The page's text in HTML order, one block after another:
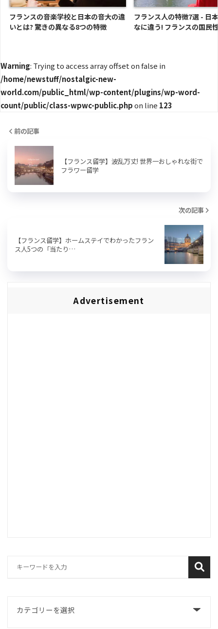
フランスの音楽学校と日本の音大の違
いとは? 驚きの異なる8つの特徴
フランス人の特徴7選 - 日
なに違う! フランスの国民
Warning: Trying to access array offset on false in
/home/newstuff/nostalgic-new-
world.com/public_html/wp-content/plugins/wp-word-
count/public/class-wpwc-public.phpon line 123
前の記事
【フランス留学】波乱万丈! 世界一おしゃれな街で
フラワー留学
次の記事
【フランス留学】ホームステイでわかったフラン
ス人5つの「当たり…
Advertisement